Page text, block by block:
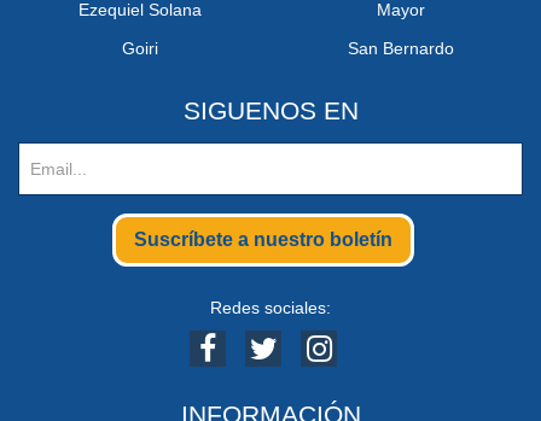
Ezequiel Solana
Goiri
Mayor
San Bernardo
SIGUENOS EN
Suscríbete a nuestro boletín
Redes sociales:
INFORMACIÓN